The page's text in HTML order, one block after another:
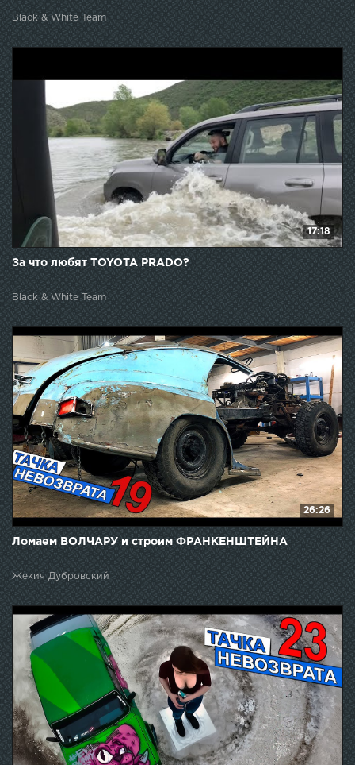
Black & White Team
17:18
За что любят TOYOTA PRADO?
Black & White Team
26:26
Ломаем ВОЛЧАРУ и строим ФРАНКЕНШТЕЙНА
Жекич Дубровский